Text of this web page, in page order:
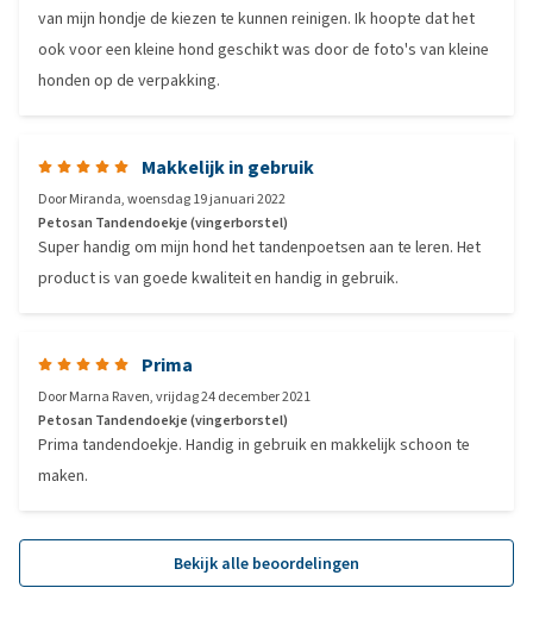
van mijn hondje de kiezen te kunnen reinigen. Ik hoopte dat het
ook voor een kleine hond geschikt was door de foto's van kleine
honden op de verpakking.
Makkelijk in gebruik
DoorMiranda,woensdag 19 januari 2022
Petosan Tandendoekje (vingerborstel)
Super handig om mijn hond het tandenpoetsen aan te leren. Het
product is van goede kwaliteit en handig in gebruik.
Prima
DoorMarna Raven,vrijdag 24 december 2021
Petosan Tandendoekje (vingerborstel)
Prima tandendoekje. Handig in gebruik en makkelijk schoon te
maken.
Bekijk alle beoordelingen